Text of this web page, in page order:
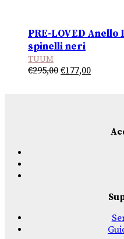
PRE-LOVED
spinelli neri
TUUM
€295,00 Il
€177,00Il